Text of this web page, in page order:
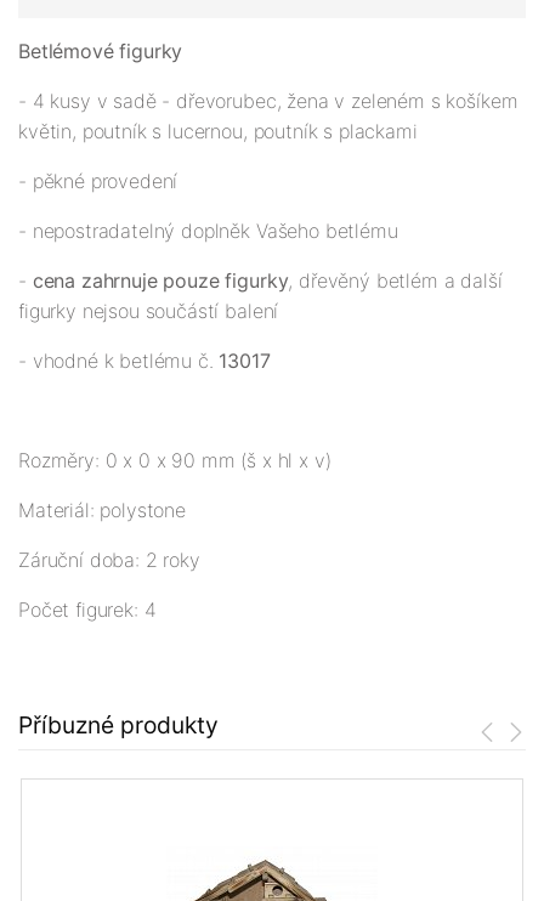
Betlémové figurky
- 4 kusy v sadě - dřevorubec, žena v zeleném s košíkem
květin, poutník s lucernou, poutník s plackami
- pěkné provedení
- nepostradatelný doplněk Vašeho betlému
- cena zahrnuje pouze figurky, dřevěný betlém a další
figurky nejsou součástí balení
- vhodné k betlému č. 13017
Rozměry: 0 x 0 x 90 mm (š x hl x v)
Materiál: polystone
Záruční doba: 2 roky
Počet figurek: 4
Příbuzné produkty